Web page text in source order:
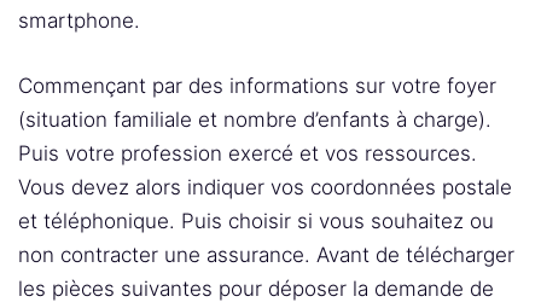
smartphone.
Commençant par des informations sur votre foyer
(situation familiale et nombre d’enfants à charge).
Puis votre profession exercé et vos ressources.
Vous devez alors indiquer vos coordonnées postale
et téléphonique. Puis choisir si vous souhaitez ou
non contracter une assurance. Avant de télécharger
les pièces suivantes pour déposer la demande de